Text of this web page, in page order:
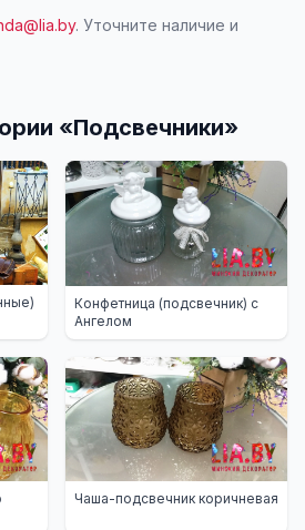
. Уточните наличие и
«Подсвечники»
Конфетница (подсвечник) с
Ангелом
Чаша-подсвечник коричневая